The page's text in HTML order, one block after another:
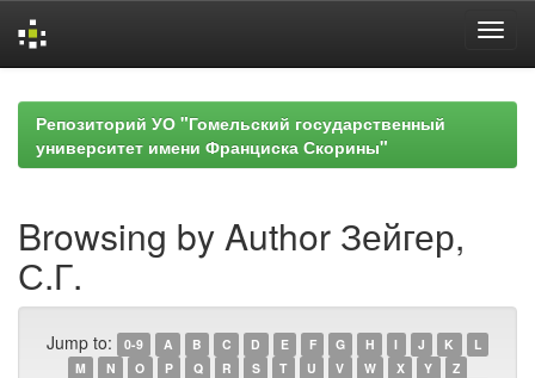
navigationРепозиторий УО "Гомельский государственный
университет имени Франциска Скорины"
Browsing by Author Зейгер,
С.Г.
Jump to: 0-9 A B C D E F G H I J K
L
M
N O P Q R S T U V W X Y Z